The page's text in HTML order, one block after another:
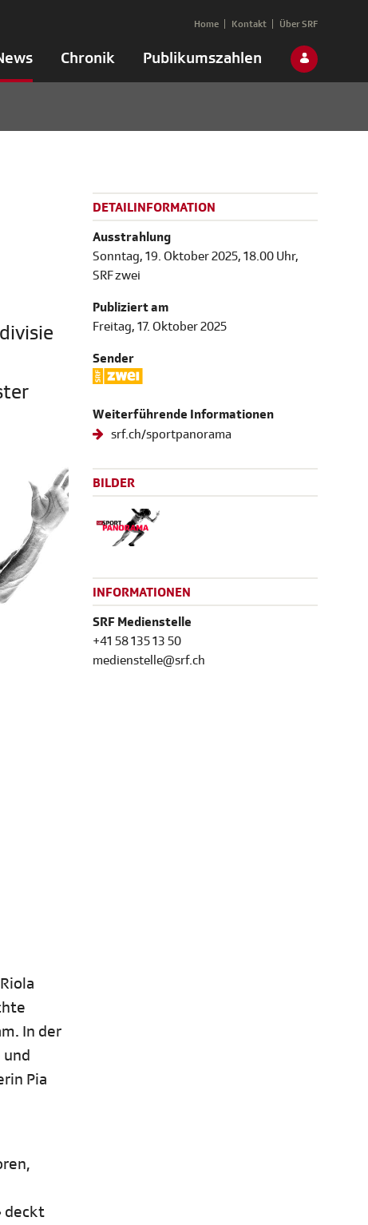
Chronik Publikumszahlen
Home Kontakt Über SRF
In der
und
Pia
deckt
DETAILINFORMATION
Ausstrahlung
Sonntag, 19. Oktober 2025, 18.00 Uhr,
SRF zwei
Publiziert am
Freitag, 17. Oktober 2025
Sender
Weiterführende Informationen
srf.ch/sportpanorama
BILDER
INFORMATIONEN
SRF Medienstelle
+41 58 135 13 50
medienstelle@srf.ch